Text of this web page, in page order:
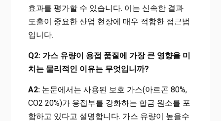
효과를 평가할 수 있습니다. 이는 신속한 결과
도출이 중요한 산업 현장에 매우 적합한 접근법
입니다.
Q2: 가스 유량이 용접 품질에 가장 큰 영향을 미
치는 물리적인 이유는 무엇입니까?
A2:논문에서는 사용된 보호 가스(아르곤 80%,
CO2 20%)가 용접부를 강화하는 합금 원소를 포
함하고 있다고 설명합니다. 가스 유량이 높을수